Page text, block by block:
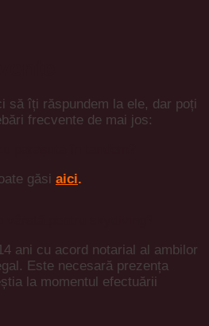
să îți răspundem la ele, dar poți
frecvente de mai jos:
găsi aici.
ani cu acord notarial al ambilor
Este necesară prezența
la momentul efectuării